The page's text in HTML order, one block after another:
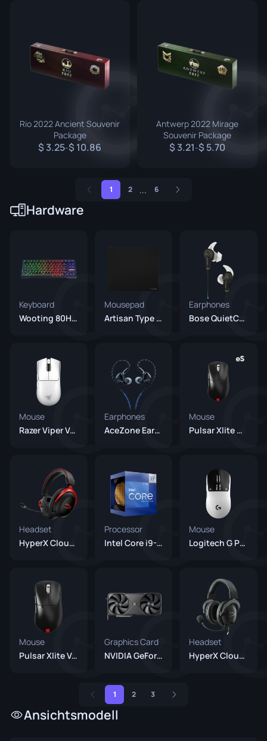
Rio 2022 Ancient Souvenir
Package
3.25- 10.86
Antwerp 2022 Mirage
Souvenir Package
3.21- 5.70
1 2 ... 6
Hardware
Keyboard
Wooting 80HE Black
Mousepad
Artisan Type 99 Black
Earphones
Bose QuietComfort 20
Mouse
Razer Viper V4 Pro White
Earphones
AceZone Earphones (Unreleased)
Mouse
Pulsar Xlite V3 Es Black
Headset
HyperX Cloud II
Processor
Intel Core i9-12900K
Mouse
Logitech G Pro X2 SUPERSTRIKE (Unreleased)
Mouse
Pulsar Xlite V4 Es
Graphics Card
NVIDIA GeForce RTX 5080
Headset
HyperX Cloud II Gun Metal
1 2 3
Ansichtsmodell